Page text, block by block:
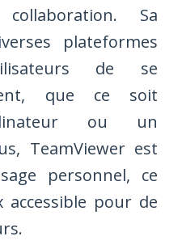
Sa
plateformes
de se
que ce soit
ou un
TeamViewer est
personnel, ce
pour de